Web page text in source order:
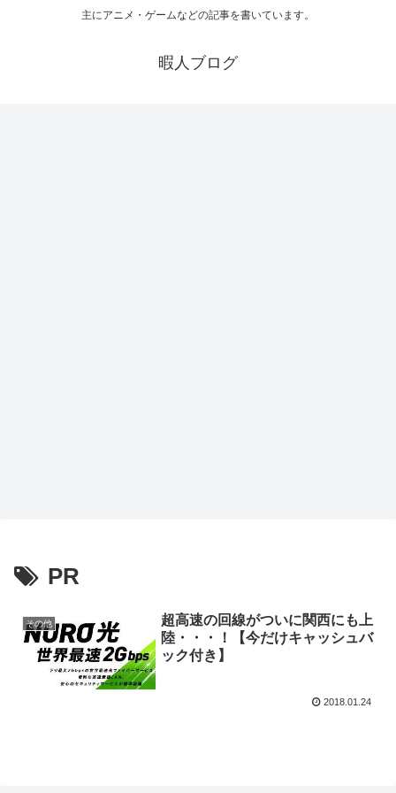
主にアニメ・ゲームなどの記事を書いています。
暇人ブログ
PR
その他
超高速の回線がついに関西にも上
陸・・・！【今だけキャッシュバ
ック付き】
2018.01.24